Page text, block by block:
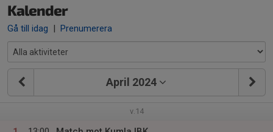
Kalender
Gå till idag | Prenumerera
April 2024
v.14